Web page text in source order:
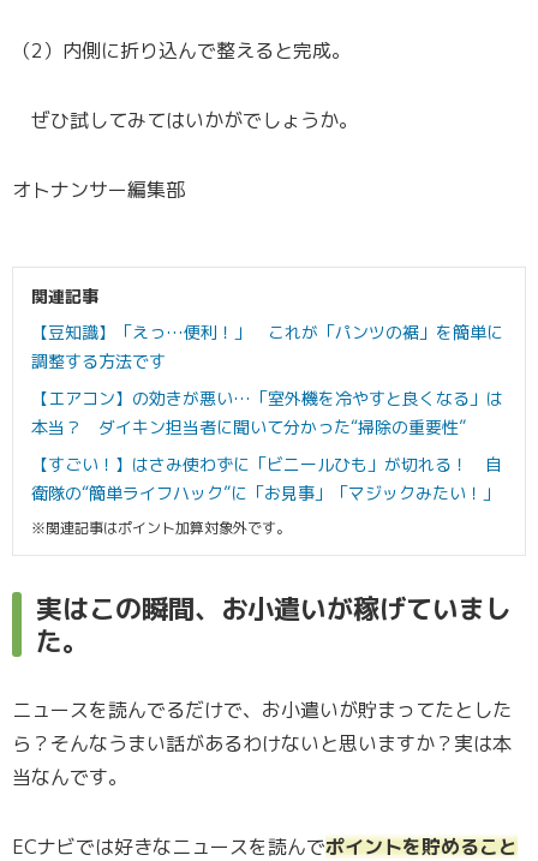
（2）内側に折り込んで整えると完成。
ぜひ試してみてはいかがでしょうか。
オトナンサー編集部
関連記事
【豆知識】「えっ…便利！」 これが「パンツの裾」を簡単に
調整する方法です
【エアコン】の効きが悪い…「室外機を冷やすと良くなる」は
本当？ ダイキン担当者に聞いて分かった“掃除の重要性”
【すごい！】はさみ使わずに「ビニールひも」が切れる！ 自
衛隊の“簡単ライフハック”に「お見事」「マジックみたい！」
※関連記事はポイント加算対象外です。
実はこの瞬間、お小遣いが稼げていまし
た。
ニュースを読んでるだけで、お小遣いが貯まってたとした
ら？そんなうまい話があるわけないと思いますか？実は本
当なんです。
ECナビでは好きなニュースを読んでポイントを貯めること